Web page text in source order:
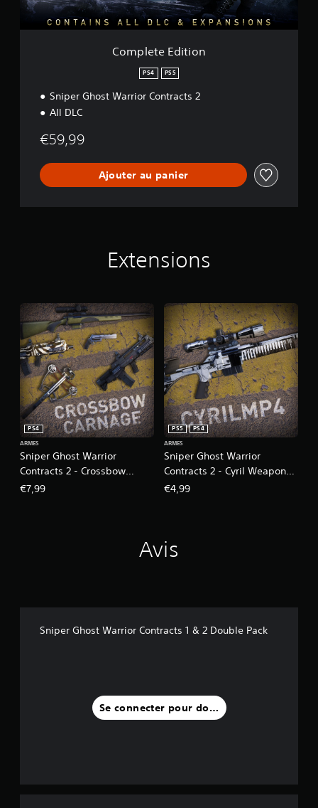
i
Complete Edition
PS4 PS5
Sniper Ghost Warrior Contracts 2
All DLC
€59,99
Ajouter au panier
Extensions
Sniper Ghost Warrior
Contracts 2 - Crossbow
Carnage Weapons Pack
PS4
ARMES
€7,99
Sniper Ghost Warrior
Contracts 2 - Cyril Weapon
Skin
PS5
PS4
ARMES
€4,99
Avis
Sniper Ghost Warrior Contracts 1 & 2 Double Pack
Se connecter pour donner un avis